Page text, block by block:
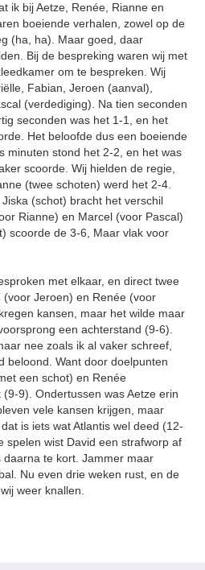
ik bij Aetze, Renée, Rianne en
boeiende verhalen, zowel op de
(ha, ha). Maar goed, daar
Bij de bespreking waren wij met
om te bespreken. Wij
Fabian, Jeroen (aanval),
(verdediging). Na tien seconden
seconden was het 1-1, en het
Het beloofde dus een boeiende
minuten stond het 2-2, en het was
scoorde. Wij hielden de regie,
(twee schoten) werd het 2-4.
(schot) bracht het verschil
Rianne) en Marcel (voor Pascal)
scoorde de 3-6, Maar vlak voor
met elkaar, en direct twee
Jeroen) en Renée (voor
kansen, maar het wilde maar
een achterstand (9-6).
nee zoals ik al vaker schreef,
beloond. Want door doelpunten
een schot) en Renée
9). Ondertussen was Aetze erin
vele kansen krijgen, maar
is iets wat Atlantis wel deed (12-
spelen wist David een strafworp af
te kort. Jammer maar
Nu even drie weken rust, en de
weer knallen.